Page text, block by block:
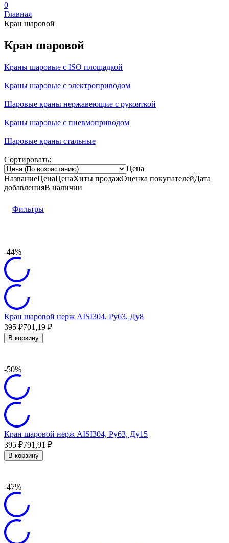
0
Главная
Кран шаровой
Кран шаровой
Краны шаровые с ISO площадкой
Краны шаровые с электроприводом
Шаровые краны нержавеющие с рукояткой
Краны шаровые с пневмоприводом
Шаровые краны стальные
Сортировать:
Цена
НазваниеЦенаЦенаХиты продажОценка покупателейДата
добавленияВ наличии
Фильтры
-44%
Кран шаровой нерж AISI304, Ру63, Ду8
395 ₽701,19 ₽
В корзину
-50%
Кран шаровой нерж AISI304, Ру63, Ду15
395 ₽791,91 ₽
В корзину
-47%